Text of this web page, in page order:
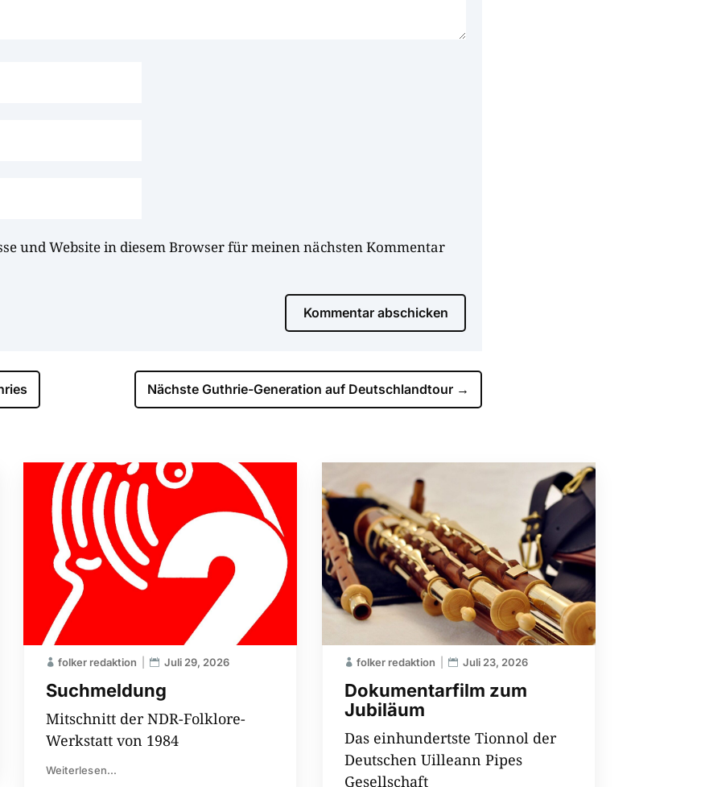
und Website in diesem Browser für meinen nächsten Kommentar
Kommentar abschicken
Nächste Guthrie-Generation auf Deutschlandtour →
Suchmeldung
folker redaktion Juli 29, 2026
Mitschnitt der NDR-Folklore-
Werkstatt von 1984
Weiterlesen...
Dokumentarfilm zum
Jubiläum
folker redaktion Juli 23, 2026
Das einhundertste Tionnol der
Deutschen Uilleann Pipes
Gesellschaft